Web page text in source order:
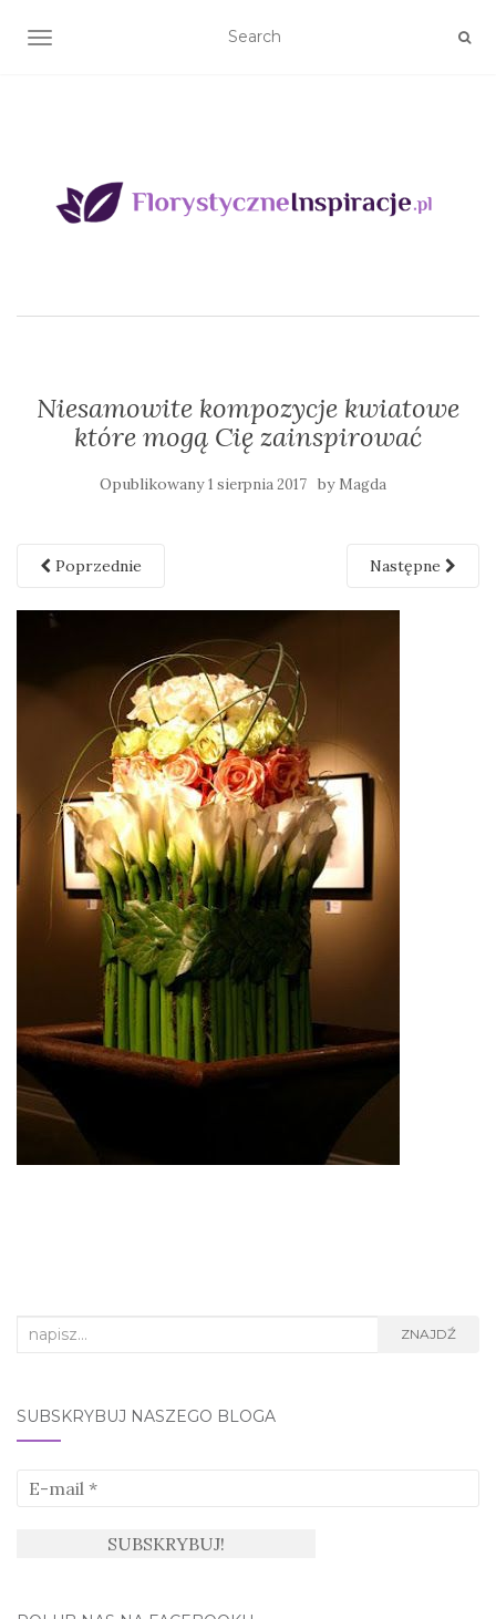
TOGGLE NAVIGATION
Niesamowite kompozycje kwiatowe
które mogą Cię zainspirować
Opublikowany1 sierpnia 2017 by Magda
Poprzednie Następne
Search
ZNAJDŹ
SUBSKRYBUJ NASZEGO BLOGA